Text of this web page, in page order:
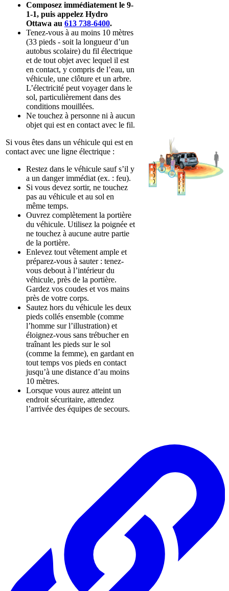
Composez immédiatement le 9-
1-1, puis appelez Hydro
Ottawa au 613 738-6400.
Tenez-vous à au moins 10 mètres
(33 pieds - soit la longueur d’un
autobus scolaire) du fil électrique
et de tout objet avec lequel il est
en contact, y compris de l’eau, un
véhicule, une clôture et un arbre.
L’électricité peut voyager dans le
sol, particulièrement dans des
conditions mouillées.
Ne touchez à personne ni à aucun
objet qui est en contact avec le fil.
Si vous êtes dans un véhicule qui est en
contact avec une ligne électrique :
Restez dans le véhicule sauf s’il y
a un danger immédiat (ex. : feu).
Si vous devez sortir, ne touchez
pas au véhicule et au sol en
même temps.
Ouvrez complètement la portière
du véhicule. Utilisez la poignée et
ne touchez à aucune autre partie
de la portière.
Enlevez tout vêtement ample et
préparez-vous à sauter : tenez-
vous debout à l’intérieur du
véhicule, près de la portière.
Gardez vos coudes et vos mains
près de votre corps.
Sautez hors du véhicule les deux
pieds collés ensemble (comme
l’homme sur l’illustration) et
éloignez-vous sans trébucher en
traînant les pieds sur le sol
(comme la femme), en gardant en
tout temps vos pieds en contact
jusqu’à une distance d’au moins
10 mètres.
Lorsque vous aurez atteint un
endroit sécuritaire, attendez
l’arrivée des équipes de secours.